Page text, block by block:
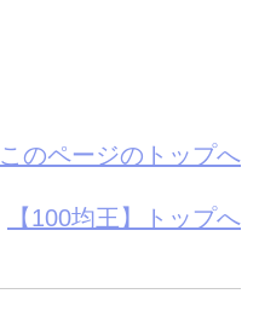
このページのトップへ
【100均王】トップへ